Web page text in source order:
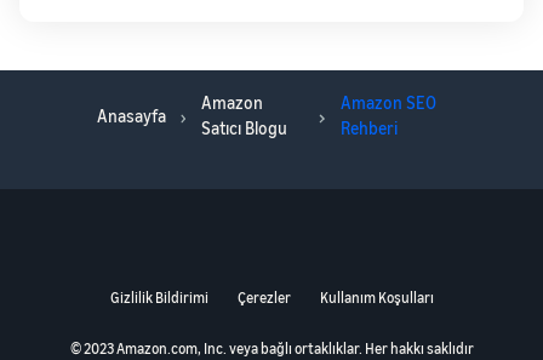
Anasayfa
Amazon
Satıcı Blogu
Amazon SEO
Rehberi
Gizlilik Bildirimi Çerezler Kullanım Koşulları
© 2023 Amazon.com, Inc. veya bağlı ortaklıklar. Her hakkı saklıdır